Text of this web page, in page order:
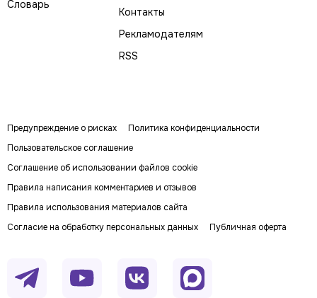
Словарь
Контакты
Рекламодателям
RSS
Предупреждение о рисках
Политика конфиденциальности
Пользовательское соглашение
Соглашение об использовании файлов cookie
Правила написания комментариев и отзывов
Правила использования материалов сайта
Согласие на обработку персональных данных
Публичная оферта